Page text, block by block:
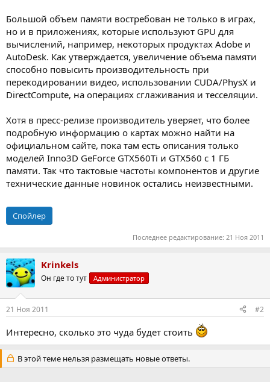
Большой объем памяти востребован не только в играх,
но и в приложениях, которые используют GPU для
вычислений, например, некоторых продуктах Adobe и
AutoDesk. Как утверждается, увеличение объема памяти
способно повысить производительность при
перекодировании видео, использовании CUDA/PhysX и
DirectCompute, на операциях сглаживания и тесселяции.
Хотя в пресс-релизе производитель уверяет, что более
подробную информацию о картах можно найти на
официальном сайте, пока там есть описания только
моделей Inno3D GeForce GTX560Ti и GTX560 с 1 ГБ
памяти. Так что тактовые частоты компонентов и другие
технические данные новинок остались неизвестными.
Спойлер
Последнее редактирование: 21 Ноя 2011
Krinkels
Он где то тут Администратор
21 Ноя 2011 #2
Интересно, сколько это чуда будет стоить
В этой теме нельзя размещать новые ответы.